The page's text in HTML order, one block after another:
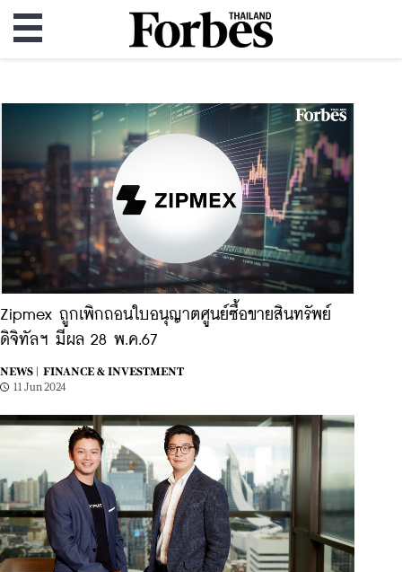
Zipmex ถูกเพิกถอนใบอนุญาตศูนย์ซื้อขายสินทรัพย์
ดิจิทัลฯ มีผล 28 พ.ค.67
NEWS |
FINANCE & INVESTMENT
11 Jun 2024